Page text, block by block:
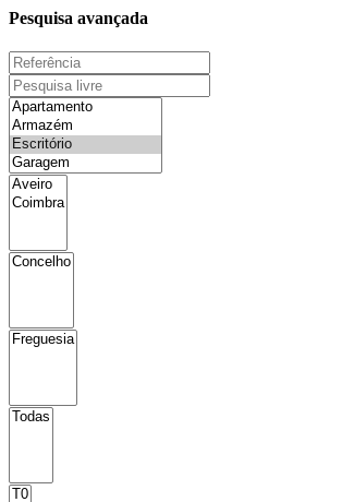
Pesquisa avançada